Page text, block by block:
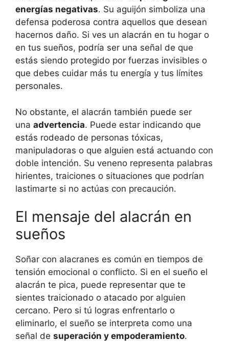
energías negativas. Su aguijón simboliza una
defensa poderosa contra aquellos que desean
hacernos daño. Si ves un alacrán en tu hogar o
en tus sueños, podría ser una señal de que
estás siendo protegido por fuerzas invisibles o
que debes cuidar más tu energía y tus límites
personales.
No obstante, el alacrán también puede ser
una advertencia. Puede estar indicando que
estás rodeado de personas tóxicas,
manipuladoras o que alguien está actuando con
doble intención. Su veneno representa palabras
hirientes, traiciones o situaciones que podrían
lastimarte si no actúas con precaución.
El mensaje del alacrán en
sueños
Soñar con alacranes es común en tiempos de
tensión emocional o conflicto. Si en el sueño el
alacrán te pica, puede representar que te
sientes traicionado o atacado por alguien
cercano. Pero si tú logras enfrentarlo o
eliminarlo, el sueño se interpreta como una
señal de superación y empoderamiento.